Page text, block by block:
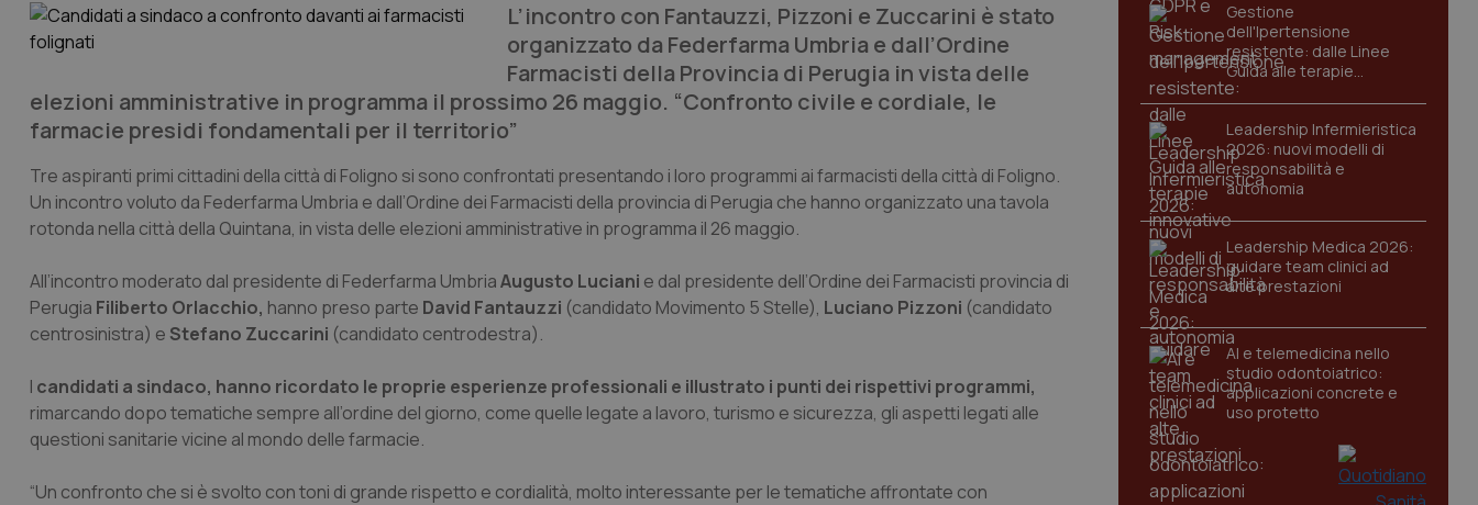
L’incontro con Fantauzzi, Pizzoni e Zuccarini è stato
organizzato da Federfarma Umbria e dall’Ordine
Farmacisti della Provincia di Perugia in vista delle
elezioni amministrative in programma il prossimo 26 maggio. “Confronto civile e cordiale, le
farmacie presidi fondamentali per il territorio”
Tre aspiranti primi cittadini della città di Foligno si sono confrontati presentando i loro programmi ai farmacisti della città di Foligno.
Un incontro voluto da Federfarma Umbria e dall’Ordine dei Farmacisti della provincia di Perugia che hanno organizzato una tavola
rotonda nella città della Quintana, in vista delle elezioni amministrative in programma il 26 maggio.
All’incontro moderato dal presidente di Federfarma UmbriaAugusto Luciani e dal presidente dell’Ordine dei Farmacisti provincia di
Perugia Filiberto Orlacchio, hanno preso parte David Fantauzzi (candidato Movimento 5 Stelle), Luciano Pizzoni (candidato
centrosinistra) e Stefano Zuccarini (candidato centrodestra).
I candidati a sindaco, hanno ricordato le proprie esperienze professionali e illustrato i punti dei rispettivi programmi,
rimarcando dopo tematiche sempre all’ordine del giorno, come quelle legate a lavoro, turismo e sicurezza, gli aspetti legati alle
questioni sanitarie vicine al mondo delle farmacie.
“Un confronto che si è svolto con toni di grande rispetto e cordialità, molto interessante per le tematiche affrontate con
Gestione
dell'Ipertensione
resistente: dalle Linee
Guida alle terapie
innovative
Leadership Infermieristica
2026: nuovi modelli di
responsabilità e
autonomia
Leadership Medica 2026:
guidare team clinici ad
alte prestazioni
AI e telemedicina nello
studio odontoiatrico:
applicazioni concrete e
uso protetto